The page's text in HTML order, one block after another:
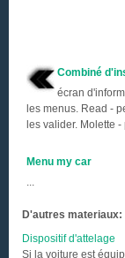
Combiné
écran
les menus. Read -
les valider. Molette
Menu my car
...
D'autres materiaux:
Dispositif d'attelage
Si la voiture est